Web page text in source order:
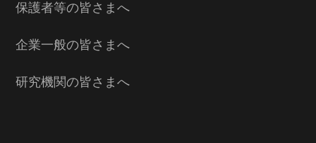
保護者等の皆さまへ
企業一般の皆さまへ
研究機関の皆さまへ